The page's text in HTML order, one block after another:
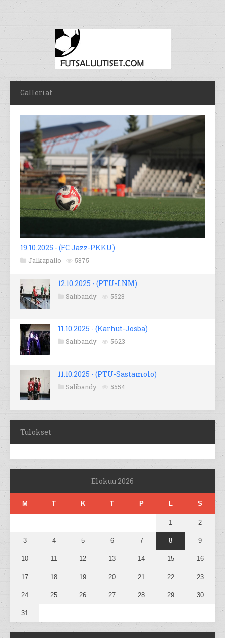
Galleriat
19.10.2025 - (FC Jazz-PKKU)
Jalkapallo 5375
12.10.2025 - (PTU-LNM)
Salibandy 5523
11.10.2025 - (Karhut-Josba)
Salibandy 5623
11.10.2025 - (PTU-Sastamolo)
Salibandy 5554
Tulokset
Elokuu 2026
M T K T P L S
1 2
3 4 5 6 7 8 9
10 11 12 13 14 15 16
17 18 19 20 21 22 23
24 25 26 27 28 29 30
31